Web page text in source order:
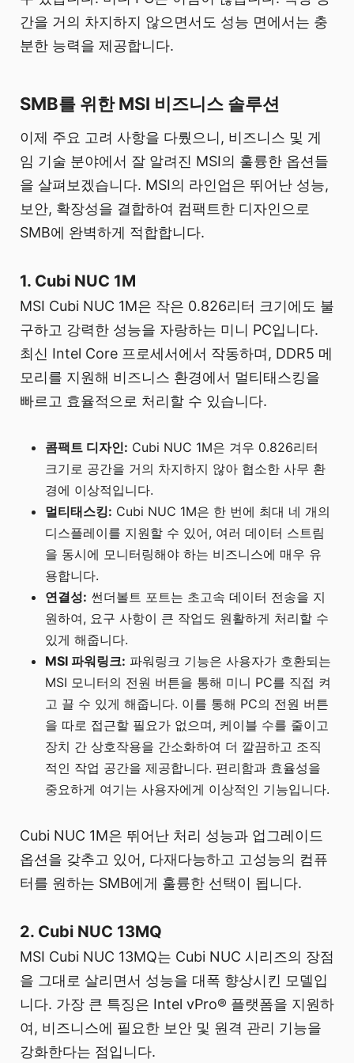
간을 거의 차지하지 않으면서도 성능 면에서는 충
분한 능력을 제공합니다.
SMB를 위한 MSI 비즈니스 솔루션
이제 주요 고려 사항을 다뤘으니, 비즈니스 및 게
임 기술 분야에서 잘 알려진 MSI의 훌륭한 옵션들
을 살펴보겠습니다. MSI의 라인업은 뛰어난 성능,
보안, 확장성을 결합하여 컴팩트한 디자인으로
SMB에 완벽하게 적합합니다.
1. Cubi NUC 1M
MSI Cubi NUC 1M은 작은 0.826리터 크기에도 불
구하고 강력한 성능을 자랑하는 미니 PC입니다.
최신 Intel Core 프로세서에서 작동하며, DDR5 메
모리를 지원해 비즈니스 환경에서 멀티태스킹을
빠르고 효율적으로 처리할 수 있습니다.
콤팩트 디자인: Cubi NUC 1M은 겨우 0.826리터
크기로 공간을 거의 차지하지 않아 협소한 사무 환
경에 이상적입니다.
멀티태스킹: Cubi NUC 1M은 한 번에 최대 네 개의
디스플레이를 지원할 수 있어, 여러 데이터 스트림
을 동시에 모니터링해야 하는 비즈니스에 매우 유
용합니다.
연결성: 썬더볼트 포트는 초고속 데이터 전송을 지
원하여, 요구 사항이 큰 작업도 원활하게 처리할 수
있게 해줍니다.
MSI 파워링크: 파워링크 기능은 사용자가 호환되는
MSI 모니터의 전원 버튼을 통해 미니 PC를 직접 켜
고 끌 수 있게 해줍니다. 이를 통해 PC의 전원 버튼
을 따로 접근할 필요가 없으며, 케이블 수를 줄이고
장치 간 상호작용을 간소화하여 더 깔끔하고 조직
적인 작업 공간을 제공합니다. 편리함과 효율성을
중요하게 여기는 사용자에게 이상적인 기능입니다.
Cubi NUC 1M은 뛰어난 처리 성능과 업그레이드
옵션을 갖추고 있어, 다재다능하고 고성능의 컴퓨
터를 원하는 SMB에게 훌륭한 선택이 됩니다.
2. Cubi NUC 13MQ
MSI Cubi NUC 13MQ는 Cubi NUC 시리즈의 장점
을 그대로 살리면서 성능을 대폭 향상시킨 모델입
니다. 가장 큰 특징은 Intel vPro® 플랫폼을 지원하
여, 비즈니스에 필요한 보안 및 원격 관리 기능을
강화한다는 점입니다.